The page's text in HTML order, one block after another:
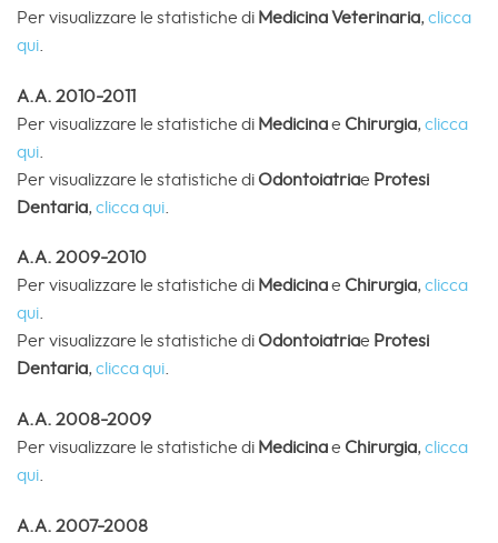
Per visualizzare le statistiche di Medicina Veterinaria, clicca
qui
A.A. 2010-2011
Per visualizzare le statistiche di Medicinae Chirurgia, clicca
qui
Per visualizzare le statistiche di Odontoiatriae Protesi
Dentaria, clicca qui
A.A. 2009-2010
Per visualizzare le statistiche di Medicinae Chirurgia, clicca
qui.
Per visualizzare le statistiche di Odontoiatriae Protesi
Dentaria, clicca qui.
A.A. 2008-2009
Per visualizzare le statistiche di Medicinae Chirurgia, clicca
qui
A.A. 2007-2008